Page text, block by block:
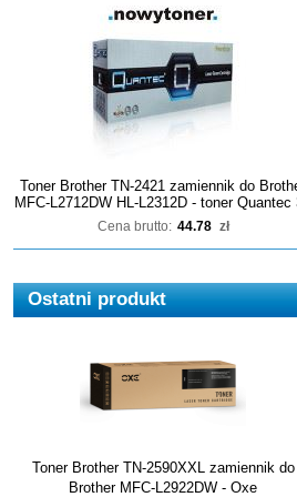
Toner Brother TN-2421 zamiennik do
MFC-L2712DW HL-L2312D - toner Quantec
Cena brutto: 44.78 zł
Ostatni produkt
Toner Brother TN-2590XXL zamiennik do
Brother MFC-L2922DW - Oxe